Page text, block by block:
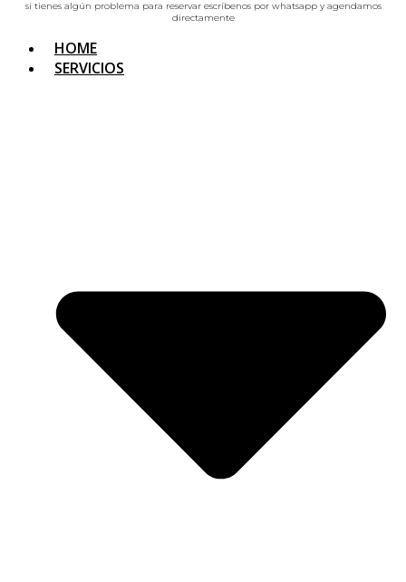
si tienes algún problema para reservar escríbenos por whatsapp y agendamos
directamente
HOME
SERVICIOS